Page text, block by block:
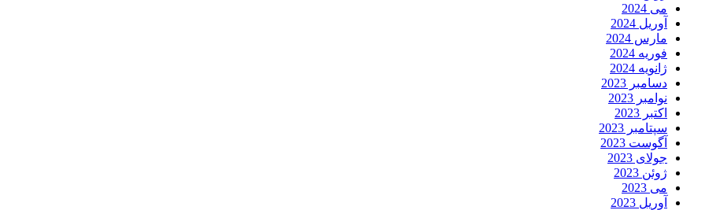
می 2024
آوریل 2024
مارس 2024
فوریه 2024
ژانویه 2024
دسامبر 2023
نوامبر 2023
اکتبر 2023
سپتامبر 2023
آگوست 2023
جولای 2023
ژوئن 2023
می 2023
آوریل 2023